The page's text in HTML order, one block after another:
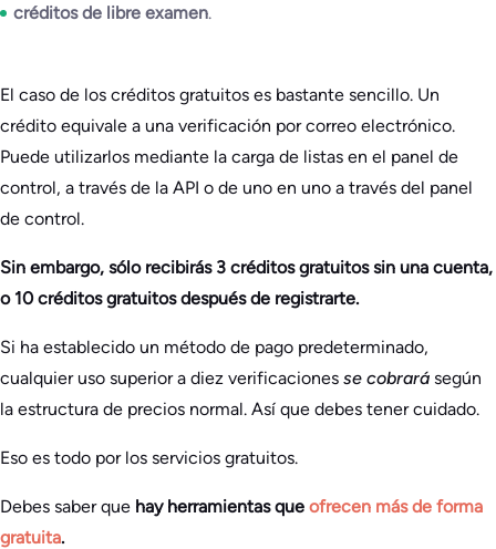
créditos de libre examen.
El caso de los créditos gratuitos es bastante sencillo. Un
crédito equivale a una verificación por correo electrónico.
Puede utilizarlos mediante la carga de listas en el panel de
control, a través de la API o de uno en uno a través del panel
de control.
Sin embargo, sólo recibirás 3 créditos gratuitos sin una cuenta,
o 10 créditos gratuitos después de registrarte.
Si ha establecido un método de pago predeterminado,
cualquier uso superior a diez verificaciones se cobrará según
la estructura de precios normal. Así que debes tener cuidado.
Eso es todo por los servicios gratuitos.
Debes saber que hay herramientas que ofrecen más de forma
gratuita.